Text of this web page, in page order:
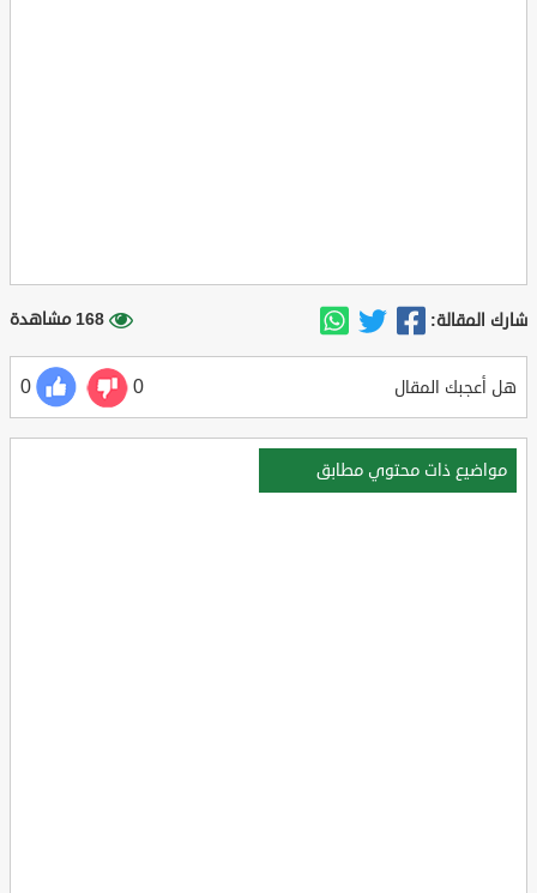
شارك المقالة: 168 مشاهدة
هل أعجبك المقال 0
0
مواضيع ذات محتوي مطابق